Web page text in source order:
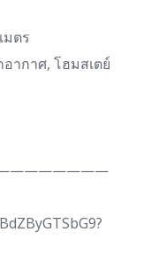
มตร
ากาศ, โฮมสเตย์